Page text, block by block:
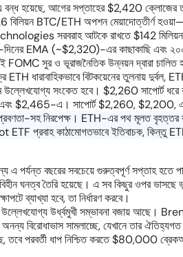
হয়েছে, আগের সপ্তাহের $2,420 ক্লোজের
বিলিয়ন BTC/ETH অপশন মেয়াদোত্তীর্ণ
সরবরাহ আটকে রাখতে $142
দিনের EMA (~$2,320)-এর কাছাকাছি
FOMC সুর ও ভূরাজনৈতিক উন্নয়ন দ্বারা
ধারাবাহিকভাবে বিটকয়েনের তুলনায় দুর্বল,
সংকেত হবে। $2,260 সাপোর্ট
এবং $2,465-এ। সাপোর্ট $2,260,
সহ নিরপেক্ষ। ETH-এর পথ মূলত বৃহত্তর
ETF প্রবাহ কাঠামোগতভাবে ইতিবাচক, কিন্তু
এ পর্যন্ত বছরের সবচেয়ে গুরুত্বপূর্ণ সপ্তাহ
ঘনত্ব তৈরি হয়েছে। এ সব কিছুর ওপর
ব্যাখ্যা হবে, তা নির্ধারণ করবে।
উল্লেখযোগ্য উর্ধ্বমুখী সম্ভাবনা বজায় আছে।
বিরোধাভাস সামলাচ্ছে, যেখানে তার
তবে পরবর্তী ধাপ নিশ্চিত করতে $80,000